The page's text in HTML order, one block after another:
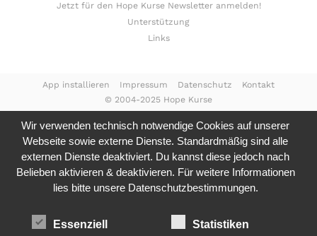
Jetzt für den Hope Kurse Newsletter anmelden!
Unterstützung
Links
© 2004-2025 Hope Kurse
App installieren Impressum Datenschutz Kontakt
Wir verwenden technisch notwendige Cookies auf unserer
Webseite sowie externe Dienste. Standardmäßig sind alle
externen Dienste deaktiviert. Du kannst diese jedoch nach
Belieben aktivieren & deaktivieren. Für weitere Informationen
lies bitte unsere Datenschutzbestimmungen.
Essenziell Statistiken